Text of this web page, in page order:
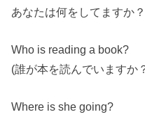
あなたは何をしてますか？
Who is reading a book?
(誰が本を読んでいますか
Where is she going?